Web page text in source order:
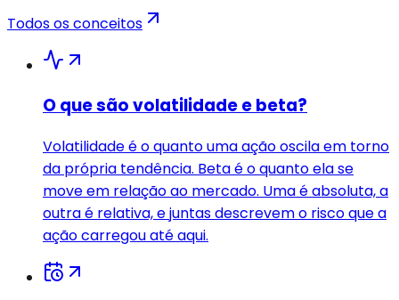
Todos os conceitos
O que são volatilidade e beta?
Volatilidade é o quanto uma ação oscila em torno
da própria tendência. Beta é o quanto ela se
move em relação ao mercado. Uma é absoluta, a
outra é relativa, e juntas descrevem o risco que a
ação carregou até aqui.